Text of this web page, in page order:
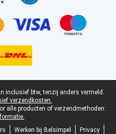
inclusief btw, tenzij anders vermeld.
verzendkosten.
alle producten of verzendmethoden:
Werken bij Belsimpel
Privacy